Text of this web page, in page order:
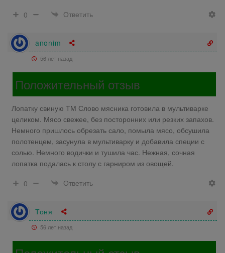
0
Ответить
anonim
56 лет назад
Положительный отзыв
Лопатку свиную ТМ Слово мясника готовила в мультиварке
целиком. Мясо свежее, без посторонних или резких запахов.
Немного пришлось обрезать сало, помыла мясо, обсушила
полотенцем, засунула в мультиварку и добавила специи с
солью. Немного водички и тушила час. Нежная, сочная
лопатка подалась к столу с гарниром из овощей.
0
Ответить
Тоня
56 лет назад